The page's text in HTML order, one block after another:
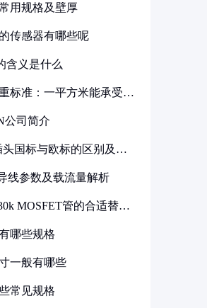
用规格及壁厚
传感器有哪些呢
含义是什么
标准：一平方米能承受多
公司简介
头国标与欧标的区别及其
线参数及载流量解析
MOSFET管的合适替代
哪些规格
一般有哪些
常见规格